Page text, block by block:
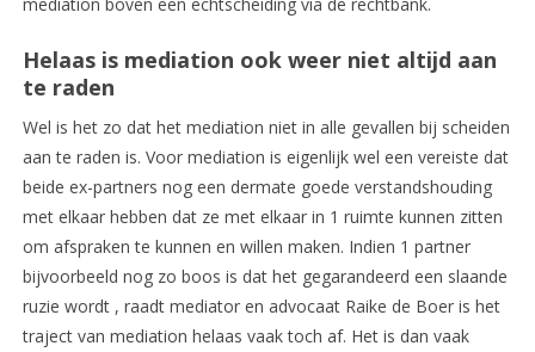
Helaas is mediation ook weer niet altijd aan
te raden
Wel is het zo dat het mediation niet in alle gevallen bij scheiden
aan te raden is. Voor mediation is eigenlijk wel een vereiste dat
beide ex-partners nog een dermate goede verstandshouding
met elkaar hebben dat ze met elkaar in 1 ruimte kunnen zitten
om afspraken te kunnen en willen maken. Indien 1 partner
bijvoorbeeld nog zo boos is dat het gegarandeerd een slaande
ruzie wordt , raadt mediator en advocaat Raike de Boer is het
traject van mediation helaas vaak toch af. Het is dan vaak